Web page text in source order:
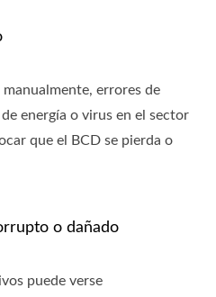
errores de
energía o virus en el sector
que el BCD se pierda o
o dañado
puede verse